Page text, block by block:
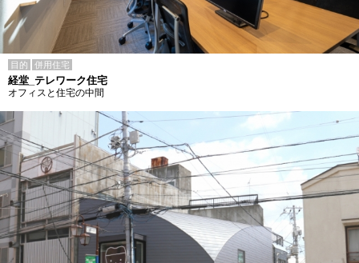
目的 併用住宅
経堂_テレワーク住宅
オフィスと住宅の中間